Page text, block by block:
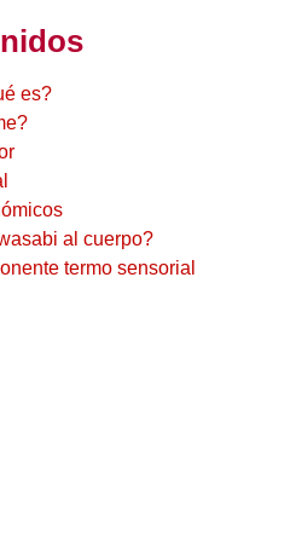
es?
al cuerpo?
termo sensorial